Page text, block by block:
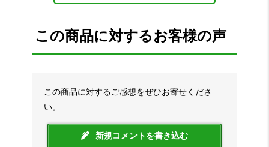
この商品に対するお客様の声
この商品に対するご感想をぜひお寄せくださ
い。
新規コメントを書き込む